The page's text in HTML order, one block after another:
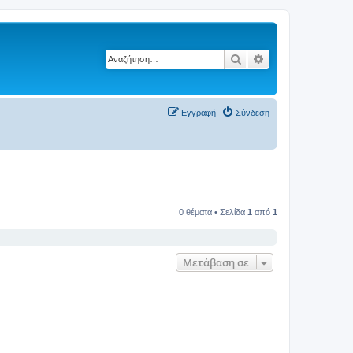
Αναζήτηση
Σύνδεση
Εγγραφή
0 θέματα • Σελίδα 1 από 1
Μετάβαση σε